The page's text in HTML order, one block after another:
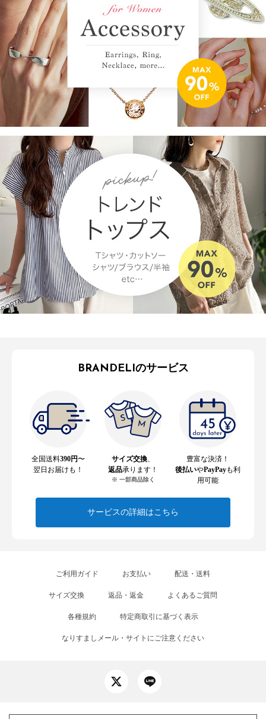
BRANDELIのサービス
全国送料390円〜
翌日お届けも！
サイズ交換
返品承ります！
※ 一部商品除く
豊富な決済！
後払いやPayPayも利
用可能
サービスの詳細はこちら
ご利用ガイド お支払い 配送・送料
サイズ交換 返品・返金 よくあるご質問
各種規約 特定商取引に基づく表示
なりすましメール・サイトにご注意ください